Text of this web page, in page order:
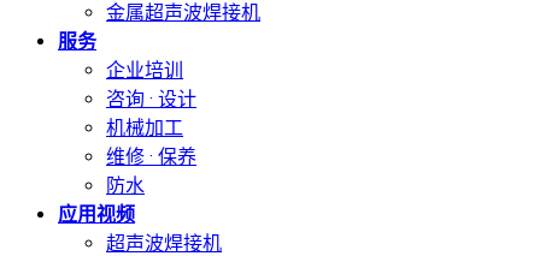
金属超声波焊接机
服务
企业培训
咨询 · 设计
机械加工
维修 · 保养
防水
应用视频
超声波焊接机